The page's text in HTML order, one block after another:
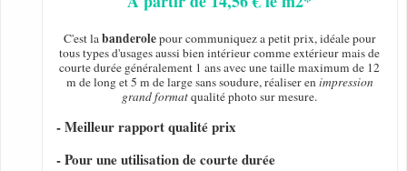
C'est labanderolepour communiquez a petit prix, idéale pour
tous types d'usages aussi bien intérieur comme extérieur mais de
courte durée généralement 1 ans avec une taille maximum de 12
m de long et 5 m de large sans soudure, réaliser enimpression
grand formatqualité photo sur mesure.
- Meilleur rapport qualité prix
- Pour une utilisation de courte durée